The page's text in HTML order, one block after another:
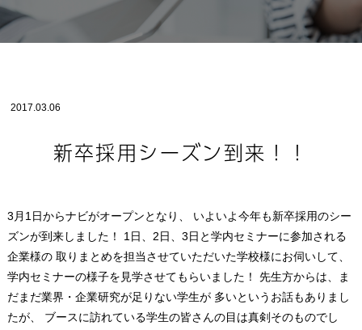
2017.03.06
新卒採用シーズン到来！！
3月1日からナビがオープンとなり、 いよいよ今年も新卒採用のシー
ズンが到来しました！ 1日、2日、3日と学内セミナーに参加される
企業様の 取りまとめを担当させていただいた学校様にお伺いして、
学内セミナーの様子を見学させてもらいました！ 先生方からは、ま
だまだ業界・企業研究が足りない学生が 多いというお話もありまし
たが、 ブースに訪れている学生の皆さんの目は真剣そのものでし